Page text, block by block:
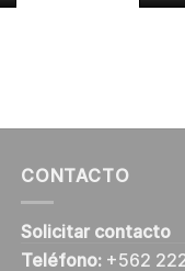
CONTACTO
Solicitar contacto
Teléfono: +562